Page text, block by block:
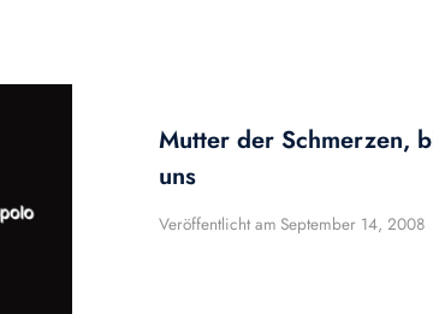
Mutter der Schmerzen,
uns
Veröffentlicht am September 14, 2008